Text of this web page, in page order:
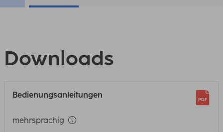
Downloads
Bedienungsanleitungen
mehrsprachig